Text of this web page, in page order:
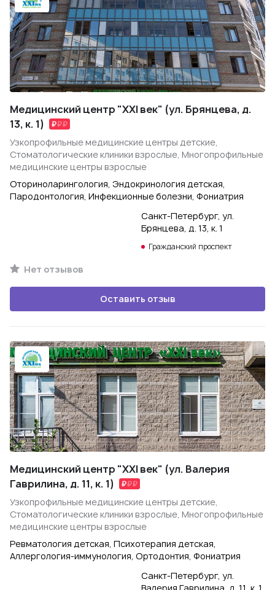
Медицинский центр "XXI век" (ул. Брянцева, д.
13, к. 1)
Узкопрофильные медицинские центры детские,
Стоматологические клиники взрослые, Многопрофильные
медицинские центры взрослые
Оториноларингология, Эндокринология детская,
Пародонтология, Инфекционные болезни, Фониатрия
Санкт-Петербург, ул.
Брянцева, д. 13, к. 1
Гражданский проспект
Нет отзывов
Оставить отзыв
Медицинский центр "XXI век" (ул. Валерия
Гаврилина, д. 11, к. 1)
Узкопрофильные медицинские центры детские,
Стоматологические клиники взрослые, Многопрофильные
медицинские центры взрослые
Ревматология детская, Психотерапия детская,
Аллергология-иммунология, Ортодонтия, Фониатрия
Санкт-Петербург, ул.